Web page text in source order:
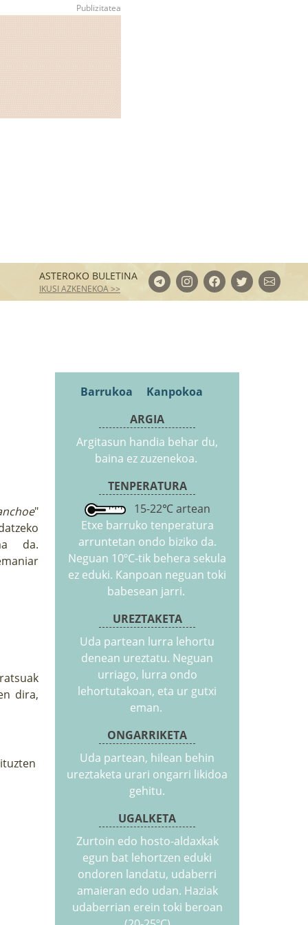
ASTEROKO BULETINA
IKUSI AZKENEKOA >>
"
da.
dira,
Barrukoa
Kanpokoa
ARGIA
Argitasun handia behar du,
baina ez zuzenekoa.
TENPERATURA
15-22℃ artean
Etxe barruko tenperatura
arruntetan ondo biziko da.
Neguan 10ºC-tik behera sekula
ez eduki. Kanpoan neguan toki
babesean jarri.
UREZTAKETA
Uda partean lurra lehortu
denean ureztatu. Neguan
urriago, lurra ondo
lehortutakoan, eta ur gutxi
eman.
ONGARRIKETA
Uda partean, hilean behin
ureztaketa urari ongarri likidoa
gehitu.
UGALKETA
Zurtoin edo hosto-aldaxkak
egun bat lehortzen eduki
ondoren landatu, udaberri
amaieran edo udan. Haziak
udaberrian erein toki beroan